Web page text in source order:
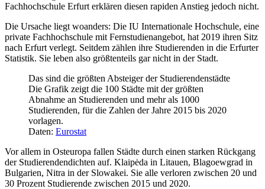
Fachhochschule Erfurt erklären diesen rapiden Anstieg jedoch nicht.
Die Ursache liegt woanders: Die IU Internationale Hochschule, eine
private Fachhochschule mit Fernstudienangebot, hat 2019 ihren Sitz
nach Erfurt verlegt. Seitdem zählen ihre Studierenden in die Erfurter
Statistik. Sie leben also größtenteils gar nicht in der Stadt.
Das sind die größten Absteiger der Studierendenstädte
Die Grafik zeigt die 100 Städte mit der größten
Abnahme an Studierenden und mehr als 1000
Studierenden, für die Zahlen der Jahre 2015 bis 2020
vorlagen.
Daten: Eurostat
Vor allem in Osteuropa fallen Städte durch einen starken Rückgang
der Studierendendichten auf. Klaipėda in Litauen, Blagoewgrad in
Bulgarien, Nitra in der Slowakei. Sie alle verloren zwischen 20 und
30 Prozent Studierende zwischen 2015 und 2020.